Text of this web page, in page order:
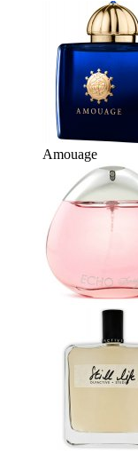
Amouage